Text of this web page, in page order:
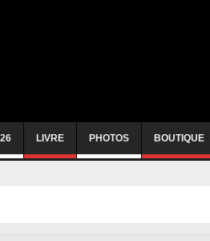
LIVRE PHOTOS BOUTIQUE